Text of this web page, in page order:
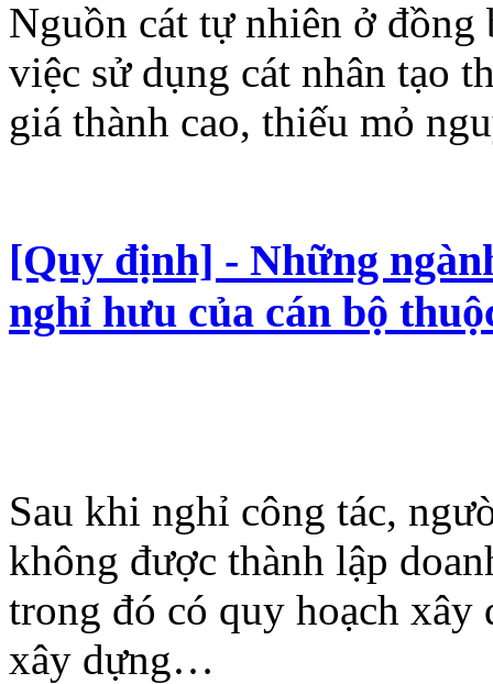
Nguồn cát tự nhiên ở
việc sử dụng cát nhân tạo
giá thành cao, thiếu mỏ
[Quy định] - Những
nghỉ hưu của cán bộ
Sau khi nghỉ công tác,
không được thành lập
trong đó có quy hoạch
xây dựng…